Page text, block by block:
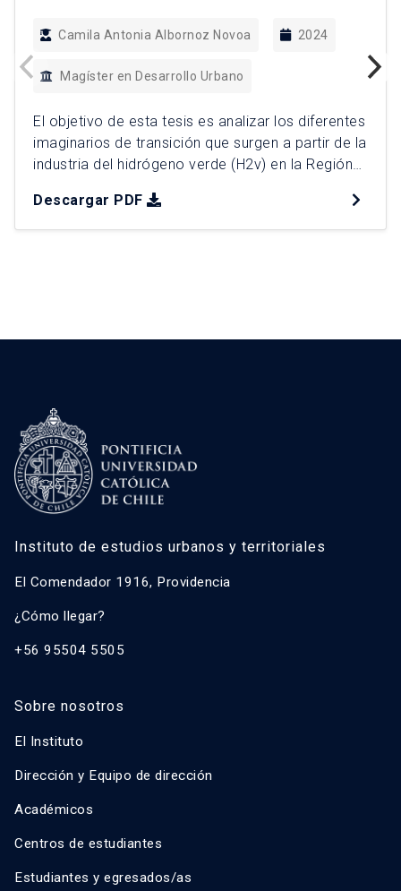
Camila Antonia Albornoz Novoa 2024
Magíster en Desarrollo Urbano
El objetivo de esta tesis es analizar los diferentes
imaginarios de transición que surgen a partir de la
industria del hidrógeno verde (H2v) en la Región
perspectiva multiescalar. Para lograr este
objetivo, se adoptó un enfoque cualitativo que
Descargar PDF
Instituto de estudios urbanos y territoriales
El Comendador 1916, Providencia
¿Cómo llegar?
+56 95504 5505
Sobre nosotros
El Instituto
Dirección y Equipo de dirección
Académicos
Centros de estudiantes
Estudiantes y egresados/as